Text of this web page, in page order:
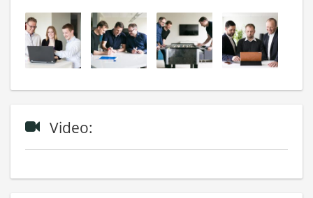
Video: